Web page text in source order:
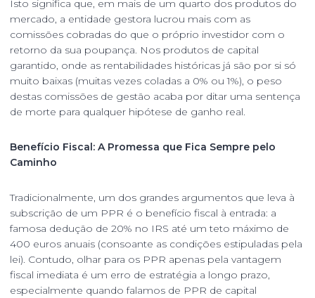
Isto significa que, em mais de um quarto dos produtos do
mercado, a entidade gestora lucrou mais com as
comissões cobradas do que o próprio investidor com o
retorno da sua poupança. Nos produtos de capital
garantido, onde as rentabilidades históricas já são por si só
muito baixas (muitas vezes coladas a 0% ou 1%), o peso
destas comissões de gestão acaba por ditar uma sentença
de morte para qualquer hipótese de ganho real.
Benefício Fiscal: A Promessa que Fica Sempre pelo
Caminho
Tradicionalmente, um dos grandes argumentos que leva à
subscrição de um PPR é o benefício fiscal à entrada: a
famosa dedução de 20% no IRS até um teto máximo de
400 euros anuais (consoante as condições estipuladas pela
lei). Contudo, olhar para os PPR apenas pela vantagem
fiscal imediata é um erro de estratégia a longo prazo,
especialmente quando falamos de PPR de capital